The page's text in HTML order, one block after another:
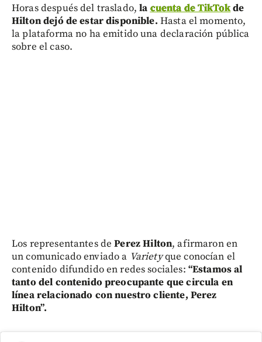
Horas después del traslado,la cuenta de TikTokde
Hilton dejó de estar disponible. Hasta el momento,
la plataforma no ha emitido una declaración pública
sobre el caso.
Los representantes dePerez Hilton, afirmaron en
un comunicado enviado a Varietyque conocían el
contenido difundido en redes sociales: “Estamos al
tanto del contenido preocupante que circula en
línea relacionado con nuestro cliente, Perez
Hilton”.